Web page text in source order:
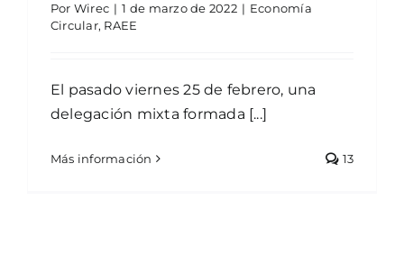
Por Wirec | 1 de marzo de 2022 | Economía
Circular, RAEE
El pasado viernes 25 de febrero, una
delegación mixta formada [...]
Más información 13